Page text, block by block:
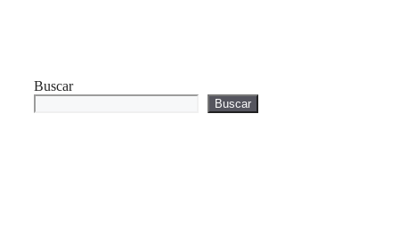
Buscar
Buscar